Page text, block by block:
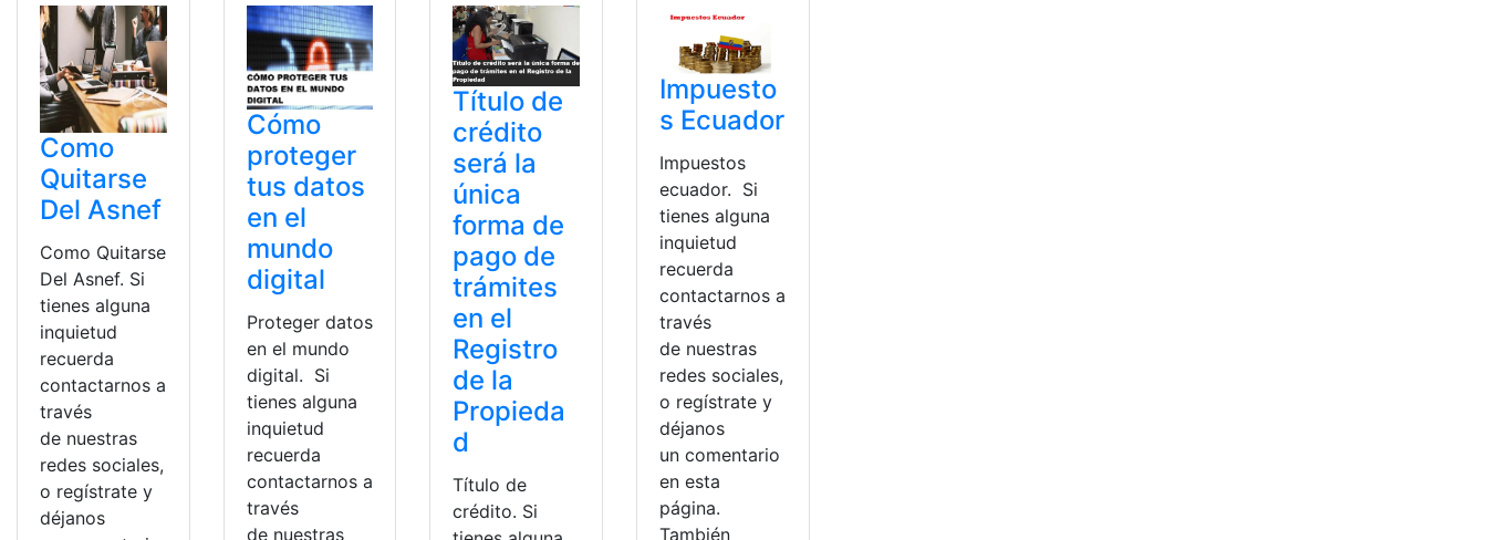
Como
Quitarse
Del Asnef
Como Quitarse
Del Asnef. Si
tienes alguna
inquietud
recuerda
contactarnos a
través
de nuestras
redes sociales,
o regístrate y
déjanos
Cómo
proteger
tus datos
en el
mundo
digital
Proteger datos
en el mundo
digital. Si
tienes alguna
inquietud
recuerda
contactarnos a
través
de nuestras
Título de
crédito
será la
única
forma de
pago de
trámites
en el
Registro
de la
Propieda
d
Título de
crédito. Si
Impuesto
s Ecuador
Impuestos
ecuador. Si
tienes alguna
inquietud
recuerda
contactarnos a
través
de nuestras
redes sociales,
o regístrate y
déjanos
un comentario
en esta
página.
También